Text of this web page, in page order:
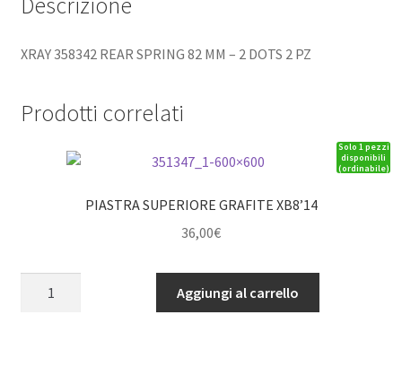
XRAY 358342 REAR SPRING 82 MM – 2 DOTS 2 PZ
Prodotti correlati
Solo 1 pezzi
disponibili
(ordinabile)
PIASTRA SUPERIORE GRAFITE XB8’14
36,00€
Aggiungi al carrello